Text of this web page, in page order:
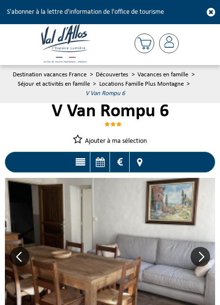
S'abonner à la lettre d'information de l'office de tourisme
Destination vacances France > Découvertes > Vacances en famille >
Séjour et activités en famille > Locations Famille Plus Montagne >
V Van Rompu 6
V Van Rompu 6
Ajouter à ma sélection